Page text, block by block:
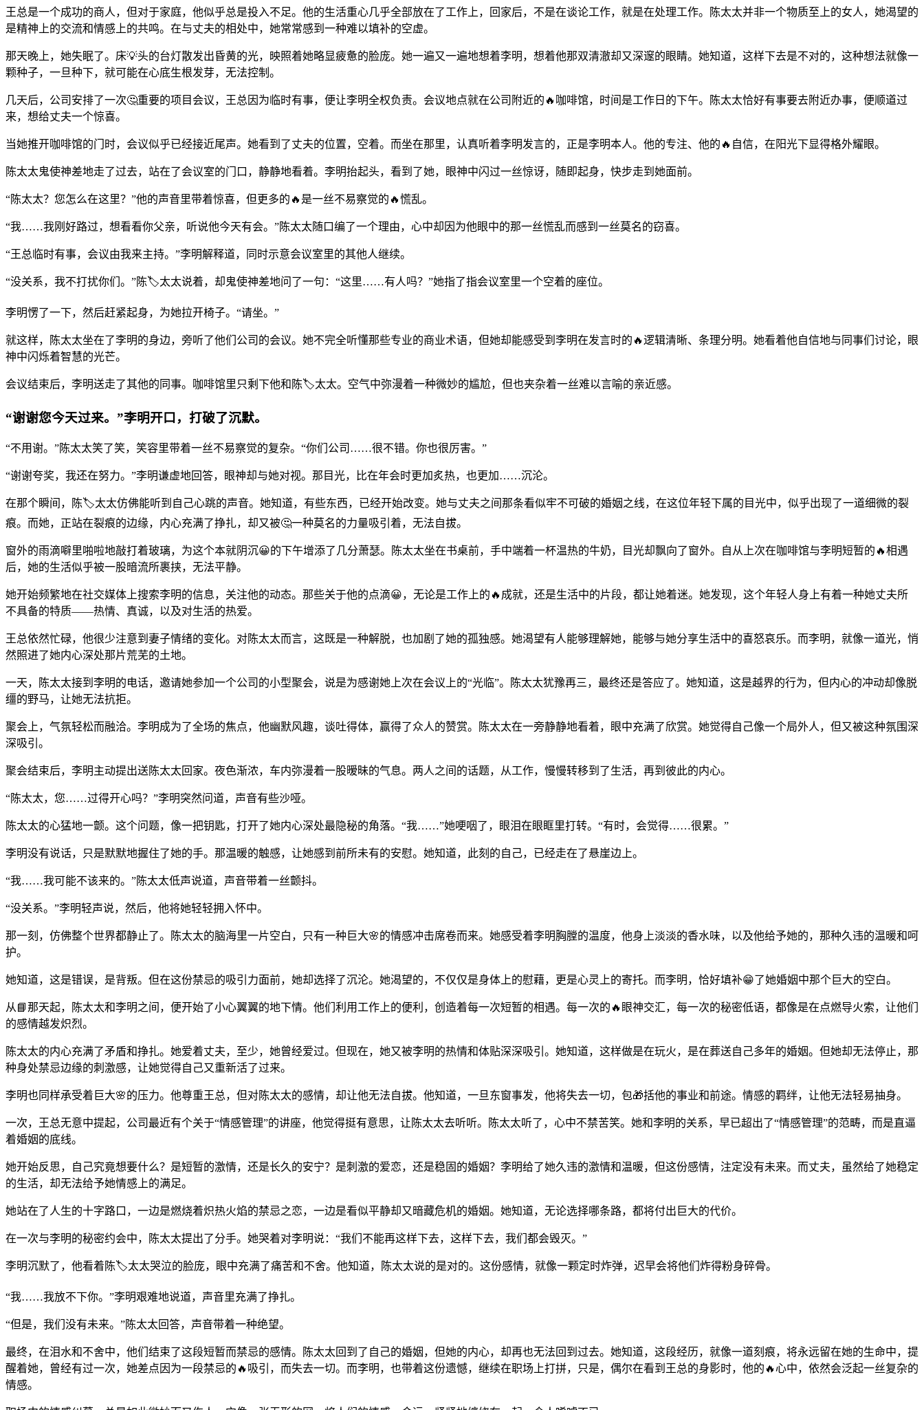
王总是一个成功的商人，但对于家庭，他似乎总是投入不足。他的生活重心几乎全部放在了工作上，回家后，不是在谈论工作，就是在处理工作。陈太太并非一个物质至上的女人，她渴望的
是精神上的交流和情感上的共鸣。在与丈夫的相处中，她常常感到一种难以填补的空虚。
那天晚上，她失眠了。床💡头的台灯散发出昏黄的光，映照着她略显疲惫的脸庞。她一遍又一遍地想着李明，想着他那双清澈却又深邃的眼睛。她知道，这样下去是不对的，这种想法就像一
颗种子，一旦种下，就可能在心底生根发芽，无法控制。
几天后，公司安排了一次🤔重要的项目会议，王总因为临时有事，便让李明全权负责。会议地点就在公司附近的🔥咖啡馆，时间是工作日的下午。陈太太恰好有事要去附近办事，便顺道过
来，想给丈夫一个惊喜。
当她推开咖啡馆的门时，会议似乎已经接近尾声。她看到了丈夫的位置，空着。而坐在那里，认真听着李明发言的，正是李明本人。他的专注、他的🔥自信，在阳光下显得格外耀眼。
陈太太鬼使神差地走了过去，站在了会议室的门口，静静地看着。李明抬起头，看到了她，眼神中闪过一丝惊讶，随即起身，快步走到她面前。
“陈太太？您怎么在这里？”他的声音里带着惊喜，但更多的🔥是一丝不易察觉的🔥慌乱。
“我……我刚好路过，想看看你父亲，听说他今天有会。”陈太太随口编了一个理由，心中却因为他眼中的那一丝慌乱而感到一丝莫名的窃喜。
“王总临时有事，会议由我来主持。”李明解释道，同时示意会议室里的其他人继续。
“没关系，我不打扰你们。”陈🏷️太太说着，却鬼使神差地问了一句：“这里……有人吗？”她指了指会议室里一个空着的座位。
李明愣了一下，然后赶紧起身，为她拉开椅子。“请坐。”
就这样，陈太太坐在了李明的身边，旁听了他们公司的会议。她不完全听懂那些专业的商业术语，但她却能感受到李明在发言时的🔥逻辑清晰、条理分明。她看着他自信地与同事们讨论，眼
神中闪烁着智慧的光芒。
会议结束后，李明送走了其他的同事。咖啡馆里只剩下他和陈🏷️太太。空气中弥漫着一种微妙的尴尬，但也夹杂着一丝难以言喻的亲近感。
“谢谢您今天过来。”李明开口，打破了沉默。
“不用谢。”陈太太笑了笑，笑容里带着一丝不易察觉的复杂。“你们公司……很不错。你也很厉害。”
“谢谢夸奖，我还在努力。”李明谦虚地回答，眼神却与她对视。那目光，比在年会时更加炙热，也更加……沉沦。
在那个瞬间，陈🏷️太太仿佛能听到自己心跳的声音。她知道，有些东西，已经开始改变。她与丈夫之间那条看似牢不可破的婚姻之线，在这位年轻下属的目光中，似乎出现了一道细微的裂
痕。而她，正站在裂痕的边缘，内心充满了挣扎，却又被🤔一种莫名的力量吸引着，无法自拔。
窗外的雨滴噼里啪啦地敲打着玻璃，为这个本就阴沉😀的下午增添了几分萧瑟。陈太太坐在书桌前，手中端着一杯温热的牛奶，目光却飘向了窗外。自从上次在咖啡馆与李明短暂的🔥相遇
后，她的生活似乎被一股暗流所裹挟，无法平静。
她开始频繁地在社交媒体上搜索李明的信息，关注他的动态。那些关于他的点滴😀，无论是工作上的🔥成就，还是生活中的片段，都让她着迷。她发现，这个年轻人身上有着一种她丈夫所
不具备的特质——热情、真诚，以及对生活的热爱。
王总依然忙碌，他很少注意到妻子情绪的变化。对陈太太而言，这既是一种解脱，也加剧了她的孤独感。她渴望有人能够理解她，能够与她分享生活中的喜怒哀乐。而李明，就像一道光，悄
然照进了她内心深处那片荒芜的土地。
一天，陈太太接到李明的电话，邀请她参加一个公司的小型聚会，说是为感谢她上次在会议上的“光临”。陈太太犹豫再三，最终还是答应了。她知道，这是越界的行为，但内心的冲动却像脱
缰的野马，让她无法抗拒。
聚会上，气氛轻松而融洽。李明成为了全场的焦点，他幽默风趣，谈吐得体，赢得了众人的赞赏。陈太太在一旁静静地看着，眼中充满了欣赏。她觉得自己像一个局外人，但又被这种氛围深
深吸引。
聚会结束后，李明主动提出送陈太太回家。夜色渐浓，车内弥漫着一股暧昧的气息。两人之间的话题，从工作，慢慢转移到了生活，再到彼此的内心。
“陈太太，您……过得开心吗？”李明突然问道，声音有些沙哑。
陈太太的心猛地一颤。这个问题，像一把钥匙，打开了她内心深处最隐秘的角落。“我……”她哽咽了，眼泪在眼眶里打转。“有时，会觉得……很累。”
李明没有说话，只是默默地握住了她的手。那温暖的触感，让她感到前所未有的安慰。她知道，此刻的自己，已经走在了悬崖边上。
“我……我可能不该来的。”陈太太低声说道，声音带着一丝颤抖。
“没关系。”李明轻声说，然后，他将她轻轻拥入怀中。
那一刻，仿佛整个世界都静止了。陈太太的脑海里一片空白，只有一种巨大🌸的情感冲击席卷而来。她感受着李明胸膛的温度，他身上淡淡的香水味，以及他给予她的，那种久违的温暖和呵
护。
她知道，这是错误，是背叛。但在这份禁忌的吸引力面前，她却选择了沉沦。她渴望的，不仅仅是身体上的慰藉，更是心灵上的寄托。而李明，恰好填补😁了她婚姻中那个巨大的空白。
从📘那天起，陈太太和李明之间，便开始了小心翼翼的地下情。他们利用工作上的便利，创造着每一次短暂的相遇。每一次的🔥眼神交汇，每一次的秘密低语，都像是在点燃导火索，让他们
的感情越发炽烈。
陈太太的内心充满了矛盾和挣扎。她爱着丈夫，至少，她曾经爱过。但现在，她又被李明的热情和体贴深深吸引。她知道，这样做是在玩火，是在葬送自己多年的婚姻。但她却无法停止，那
种身处禁忌边缘的刺激感，让她觉得自己又重新活了过来。
李明也同样承受着巨大🌸的压力。他尊重王总，但对陈太太的感情，却让他无法自拔。他知道，一旦东窗事发，他将失去一切，包🎁括他的事业和前途。情感的羁绊，让他无法轻易抽身。
一次，王总无意中提起，公司最近有个关于“情感管理”的讲座，他觉得挺有意思，让陈太太去听听。陈太太听了，心中不禁苦笑。她和李明的关系，早已超出了“情感管理”的范畴，而是直逼
着婚姻的底线。
她开始反思，自己究竟想要什么？是短暂的激情，还是长久的安宁？是刺激的爱恋，还是稳固的婚姻？李明给了她久违的激情和温暖，但这份感情，注定没有未来。而丈夫，虽然给了她稳定
的生活，却无法给予她情感上的满足。
她站在了人生的十字路口，一边是燃烧着炽热火焰的禁忌之恋，一边是看似平静却又暗藏危机的婚姻。她知道，无论选择哪条路，都将付出巨大的代价。
在一次与李明的秘密约会中，陈太太提出了分手。她哭着对李明说：“我们不能再这样下去，这样下去，我们都会毁灭。”
李明沉默了，他看着陈🏷️太太哭泣的脸庞，眼中充满了痛苦和不舍。他知道，陈太太说的是对的。这份感情，就像一颗定时炸弹，迟早会将他们炸得粉身碎骨。
“我……我放不下你。”李明艰难地说道，声音里充满了挣扎。
“但是，我们没有未来。”陈太太回答，声音带着一种绝望。
最终，在泪水和不舍中，他们结束了这段短暂而禁忌的感情。陈太太回到了自己的婚姻，但她的内心，却再也无法回到过去。她知道，这段经历，就像一道刻痕，将永远留在她的生命中，提
醒着她，曾经有过一次，她差点因为一段禁忌的🔥吸引，而失去一切。而李明，也带着这份遗憾，继续在职场上打拼，只是，偶尔在看到王总的身影时，他的🔥心中，依然会泛起一丝复杂的
情感。